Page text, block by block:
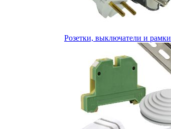
Розетки, выключатели и рамки